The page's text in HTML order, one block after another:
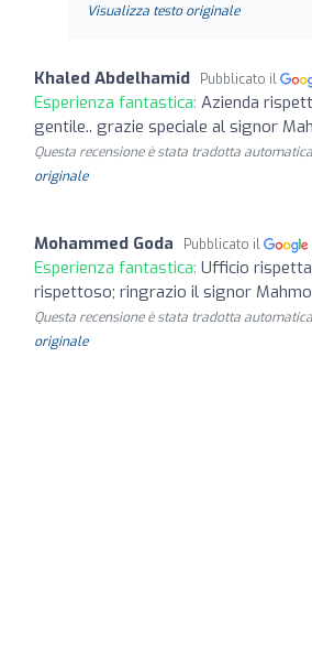
Visualizza testo originale
Khaled Abdelhamid Pubblicato il
Esperienza fantastica: Azienda
gentile.. grazie speciale al signor
Questa recensione è stata tradotta
originale
Mohammed Goda Pubblicato il
Esperienza fantastica: Ufficio
rispettoso; ringrazio il signor
Questa recensione è stata tradotta
originale